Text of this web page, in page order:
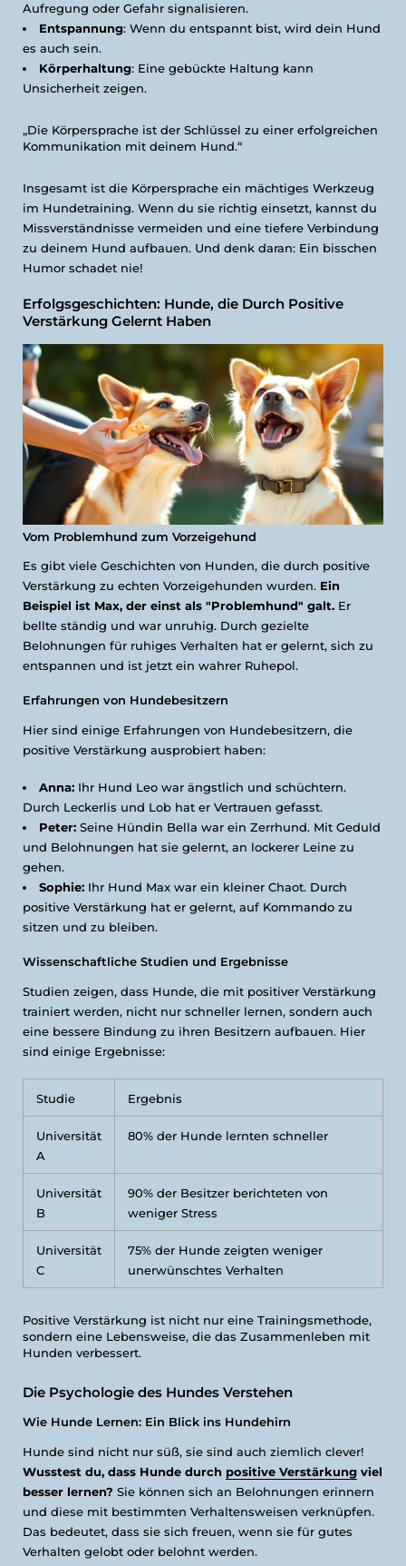
Aufregung oder Gefahr signalisieren.
Entspannung: Wenn du entspannt bist, wird dein Hund
es auch sein.
Körperhaltung: Eine gebückte Haltung kann
Unsicherheit zeigen.
„Die Körpersprache ist der Schlüssel zu einer erfolgreichen
Kommunikation mit deinem Hund.“
Insgesamt ist die Körpersprache ein mächtiges Werkzeug
im Hundetraining. Wenn du sie richtig einsetzt, kannst du
Missverständnisse vermeiden und eine tiefere Verbindung
zu deinem Hund aufbauen. Und denk daran: Ein bisschen
Humor schadet nie!
Erfolgsgeschichten: Hunde, die Durch Positive
Verstärkung Gelernt Haben
Vom Problemhund zum Vorzeigehund
Es gibt viele Geschichten von Hunden, die durch positive
Verstärkung zu echten Vorzeigehunden wurden. Ein
Beispiel ist Max, der einst als "Problemhund" galt. Er
bellte ständig und war unruhig. Durch gezielte
Belohnungen für ruhiges Verhalten hat er gelernt, sich zu
entspannen und ist jetzt ein wahrer Ruhepol.
Erfahrungen von Hundebesitzern
Hier sind einige Erfahrungen von Hundebesitzern, die
positive Verstärkung ausprobiert haben:
Anna: Ihr Hund Leo war ängstlich und schüchtern.
Durch Leckerlis und Lob hat er Vertrauen gefasst.
Peter: Seine Hündin Bella war ein Zerrhund. Mit Geduld
und Belohnungen hat sie gelernt, an lockerer Leine zu
gehen.
Sophie: Ihr Hund Max war ein kleiner Chaot. Durch
positive Verstärkung hat er gelernt, auf Kommando zu
sitzen und zu bleiben.
Wissenschaftliche Studien und Ergebnisse
Studien zeigen, dass Hunde, die mit positiver Verstärkung
trainiert werden, nicht nur schneller lernen, sondern auch
eine bessere Bindung zu ihren Besitzern aufbauen. Hier
sind einige Ergebnisse:
Studie Ergebnis
Universität
A
80% der Hunde lernten schneller
Universität
B
90% der Besitzer berichteten von
weniger Stress
Universität
C
75% der Hunde zeigten weniger
unerwünschtes Verhalten
Positive Verstärkung ist nicht nur eine Trainingsmethode,
sondern eine Lebensweise, die das Zusammenleben mit
Hunden verbessert.
Die Psychologie des Hundes Verstehen
Wie Hunde Lernen: Ein Blick ins Hundehirn
Hunde sind nicht nur süß, sie sind auch ziemlich clever!
Wusstest du, dass Hunde durch positive Verstärkung viel
besser lernen? Sie können sich an Belohnungen erinnern
und diese mit bestimmten Verhaltensweisen verknüpfen.
Das bedeutet, dass sie sich freuen, wenn sie für gutes
Verhalten gelobt oder belohnt werden.